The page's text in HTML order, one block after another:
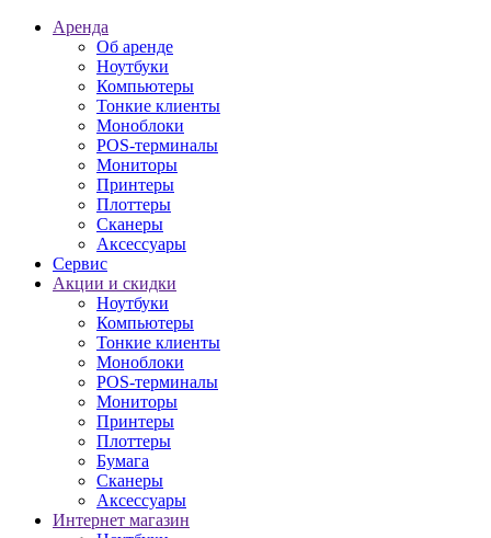
Аренда
Об аренде
Ноутбуки
Компьютеры
Тонкие клиенты
Моноблоки
POS-терминалы
Мониторы
Принтеры
Плоттеры
Сканеры
Аксессуары
Сервис
Акции и скидки
Ноутбуки
Компьютеры
Тонкие клиенты
Моноблоки
POS-терминалы
Мониторы
Принтеры
Плоттеры
Бумага
Сканеры
Аксессуары
Интернет магазин